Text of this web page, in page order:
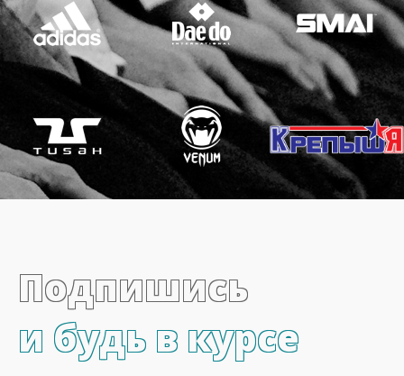
Подпишись
и будь в курсе